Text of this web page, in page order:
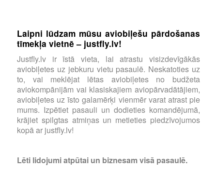
Laipni lūdzam mūsu aviobiļešu pārdošanas
tīmekļa vietnē – justfly.lv!
Justfly.lv ir īstā vieta, lai atrastu visizdevīgākās
aviobiļetes uz jebkuru vietu pasaulē. Neskatoties uz
to, vai meklējat lētas aviobiļetes no budžeta
aviokompānijām vai klasiskajiem aviopārvadātājiem,
aviobiļetes uz īsto galamērķi vienmēr varat atrast pie
mums. Izpētiet pasauli un dodieties komandējumā,
krājiet spilgtas atmiņas un metieties piedzīvojumos
kopā ar justfly.lv!
Lēti lidojumi atpūtai un biznesam visā pasaulē.